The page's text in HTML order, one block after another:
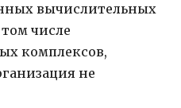
вычислительных
числе
комплексов,
не